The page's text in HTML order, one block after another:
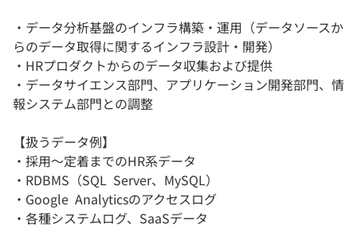
・データ分析基盤のインフラ構築・運用（データソースか
らのデータ取得に関するインフラ設計・開発）
・HRプロダクトからのデータ収集および提供
・データサイエンス部門、アプリケーション開発部門、情
報システム部門との調整
【扱うデータ例】
・採用～定着までのHR系データ
・RDBMS（SQL Server、MySQL）
・Google Analyticsのアクセスログ
・各種システムログ、SaaSデータ